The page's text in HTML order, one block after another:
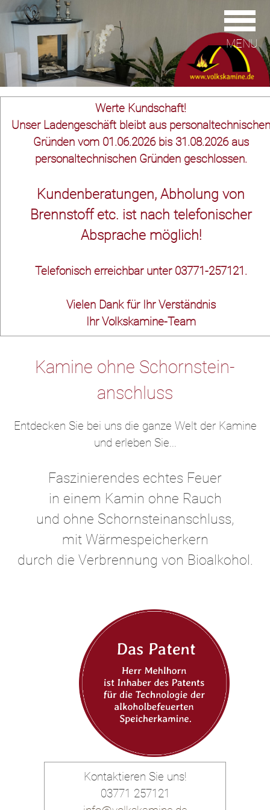
MENU
Werte Kundschaft!
Unser Ladengeschäft bleibt aus personaltechnischen
Gründen vom 01.06.2026 bis 31.08.2026 aus
personaltechnischen Gründen geschlossen.
Kundenberatungen, Abholung von
Brennstoff etc. ist nach telefonischer
Absprache möglich!
Telefonisch erreichbar unter 03771-257121.
Vielen Dank für Ihr Verständnis
Ihr Volkskamine-Team
Kamine ohne Schornstein­
anschluss
Entdecken Sie bei uns die ganze Welt der Kamine
und erleben Sie...
Faszinierendes echtes Feuer
in einem Kamin ohne Rauch
und ohne Schornsteinanschluss,
mit Wärmespeicherkern
durch die Verbrennung von Bioalkohol.
Kontaktieren Sie uns!
03771 257121